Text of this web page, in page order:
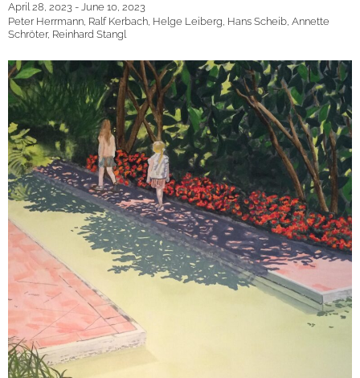
April 28, 2023 - June 10, 2023
Peter Herrmann, Ralf Kerbach, Helge Leiberg, Hans Scheib, Annette
Schröter, Reinhard Stangl